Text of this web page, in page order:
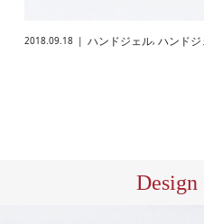
2018.09.18 ハンドジェル,ハンド